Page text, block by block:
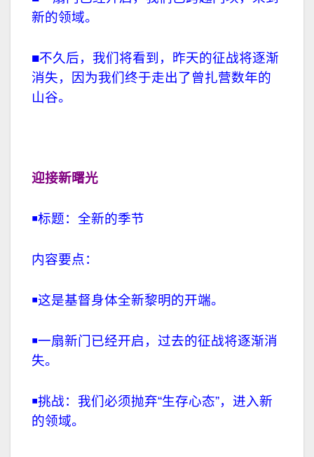
新的领域。
■不久后，我们将看到，昨天的征战将逐渐
消失，因为我们终于走出了曾扎营数年的
山谷。
迎接新曙光
￭标题：全新的季节
内容要点：
￭这是基督身体全新黎明的开端。
￭一扇新门已经开启，过去的征战将逐渐消
失。
￭挑战：我们必须抛弃“生存心态”，进入新
的领域。